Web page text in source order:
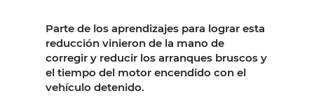
Parte de los aprendizajes para lograr esta
reducción vinieron de la mano de
corregir y reducir los arranques bruscos y
el tiempo del motor encendido con el
vehículo detenido.